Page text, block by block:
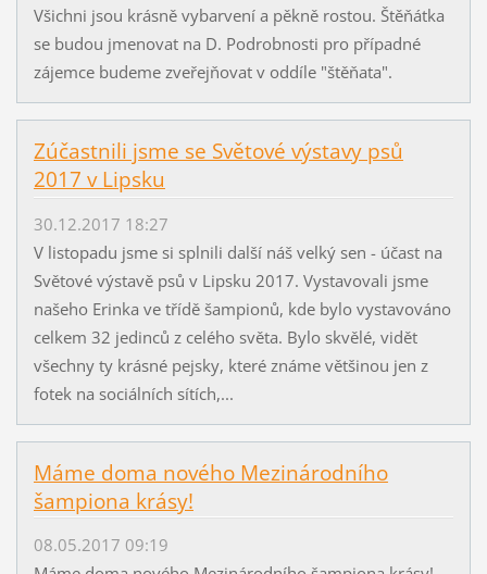
Všichni jsou krásně vybarvení a pěkně rostou. Štěňátka
se budou jmenovat na D. Podrobnosti pro případné
zájemce budeme zveřejňovat v oddíle "štěňata".
Zúčastnili jsme se Světové výstavy psů
2017 v Lipsku
30.12.2017 18:27
V listopadu jsme si splnili další náš velký sen - účast na
Světové výstavě psů v Lipsku 2017. Vystavovali jsme
našeho Erinka ve třídě šampionů, kde bylo vystavováno
celkem 32 jedinců z celého světa. Bylo skvělé, vidět
všechny ty krásné pejsky, které známe většinou jen z
fotek na sociálních sítích,...
Máme doma nového Mezinárodního
šampiona krásy!
08.05.2017 09:19